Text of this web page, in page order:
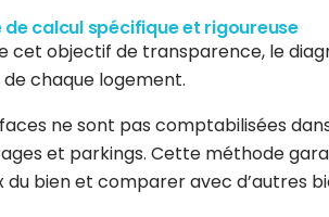
de calcul spécifique et rigoureuse
cet objectif de transparence, le
chaque logement.
ne sont pas comptabilisées
et parkings. Cette méthode
du bien et comparer avec d’autres